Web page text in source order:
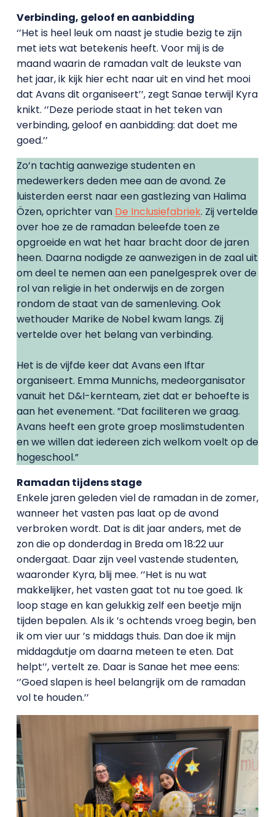
Verbinding, geloof en aanbidding
‘’Het is heel leuk om naast je studie bezig te zijn
met iets wat betekenis heeft. Voor mij is de
maand waarin de ramadan valt de leukste van
het jaar, ik kijk hier echt naar uit en vind het mooi
dat Avans dit organiseert’’, zegt Sanae terwijl Kyra
knikt. ‘’Deze periode staat in het teken van
verbinding, geloof en aanbidding: dat doet me
goed.’’
Zo’n tachtig aanwezige studenten en
medewerkers deden mee aan de avond. Ze
luisterden eerst naar een gastlezing van Halima
Özen, oprichter van De Inclusiefabriek. Zij vertelde
over hoe ze de ramadan beleefde toen ze
opgroeide en wat het haar bracht door de jaren
heen. Daarna nodigde ze aanwezigen in de zaal uit
om deel te nemen aan een panelgesprek over de
rol van religie in het onderwijs en de zorgen
rondom de staat van de samenleving. Ook
wethouder Marike de Nobel kwam langs. Zij
vertelde over het belang van verbinding.
Het is de vijfde keer dat Avans een Iftar
organiseert. Emma Munnichs, medeorganisator
vanuit het D&I-kernteam, ziet dat er behoefte is
aan het evenement. ”Dat faciliteren we graag.
Avans heeft een grote groep moslimstudenten
en we willen dat iedereen zich welkom voelt op de
hogeschool.”
Ramadan tijdens stage
Enkele jaren geleden viel de ramadan in de zomer,
wanneer het vasten pas laat op de avond
verbroken wordt. Dat is dit jaar anders, met de
zon die op donderdag in Breda om 18:22 uur
ondergaat. Daar zijn veel vastende studenten,
waaronder Kyra, blij mee. ‘’Het is nu wat
makkelijker, het vasten gaat tot nu toe goed. Ik
loop stage en kan gelukkig zelf een beetje mijn
tijden bepalen. Als ik ’s ochtends vroeg begin, ben
ik om vier uur ’s middags thuis. Dan doe ik mijn
middagdutje om daarna meteen te eten. Dat
helpt’’, vertelt ze. Daar is Sanae het mee eens:
‘’Goed slapen is heel belangrijk om de ramadan
vol te houden.’’